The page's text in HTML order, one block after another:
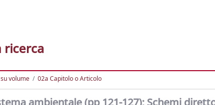
ricerca
volume 02a Capitolo o Articolo
ambientale (pp 121-127); Schemi